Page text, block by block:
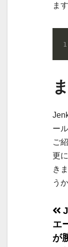
ます
ー
ご
更
き
うか
投
稿
エ
が